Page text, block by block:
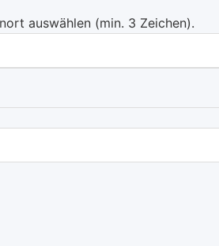
auswählen (min. 3 Zeichen).